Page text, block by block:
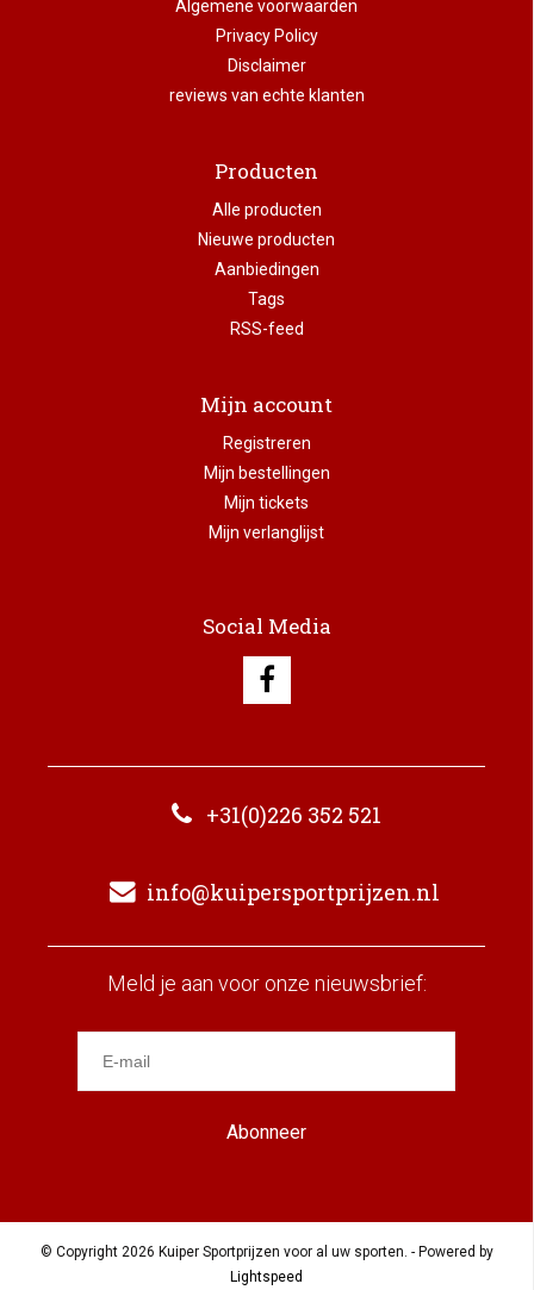
Algemene voorwaarden
Privacy Policy
Disclaimer
reviews van echte klanten
Producten
Alle producten
Nieuwe producten
Aanbiedingen
Tags
RSS-feed
Mijn account
Registreren
Mijn bestellingen
Mijn tickets
Mijn verlanglijst
Social Media
+31(0)226 352 521
info@kuipersportprijzen.nl
Meld je aan voor onze nieuwsbrief:
Abonneer
© Copyright 2026 Kuiper Sportprijzen voor al uw sporten. - Powered by
Lightspeed